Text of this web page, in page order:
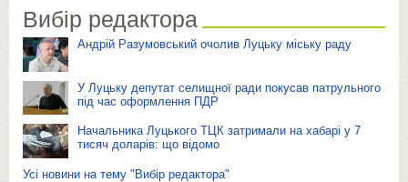
Вибір редактора
Андрій Разумовський очолив Луцьку міську раду
У Луцьку депутат селищної ради покусав патрульного
під час оформлення ПДР
Начальника Луцького ТЦК затримали на хабарі у 7
тисяч доларів: що відомо
Усі новини на тему "Вибір редактора"